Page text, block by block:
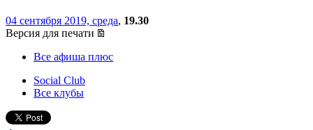
04 сентября 2019, среда, 19.30
Версия для печати
Все афиша плюс
Social Club
Все клубы